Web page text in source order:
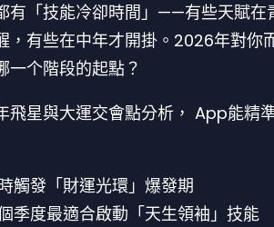
有「技能冷卻時間」——有些天賦在
，有些在中年才開掛。2026年對你
一个階段的起點？
飛星與大運交會點分析， App能精
觸發「財運光環」爆發期
季度最適合啟動「天生領袖」技能